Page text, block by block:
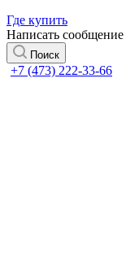
Где купить
Написать сообщение
Поиск
+7 (473) 222-33-66